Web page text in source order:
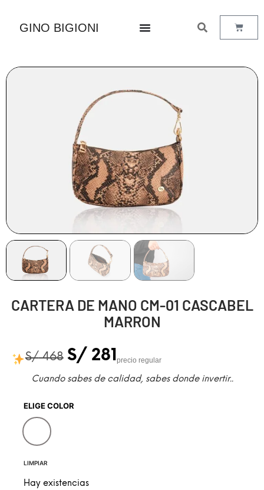
GINO BIGIONI
CARTERA DE MANO CM-01 CASCABEL
MARRON
S/468 S/ 281precio regular
Cuando sabes de calidad, sabes donde invertir..
ELIGE COLOR
Cascabel marron
LIMPIAR
Hay existencias